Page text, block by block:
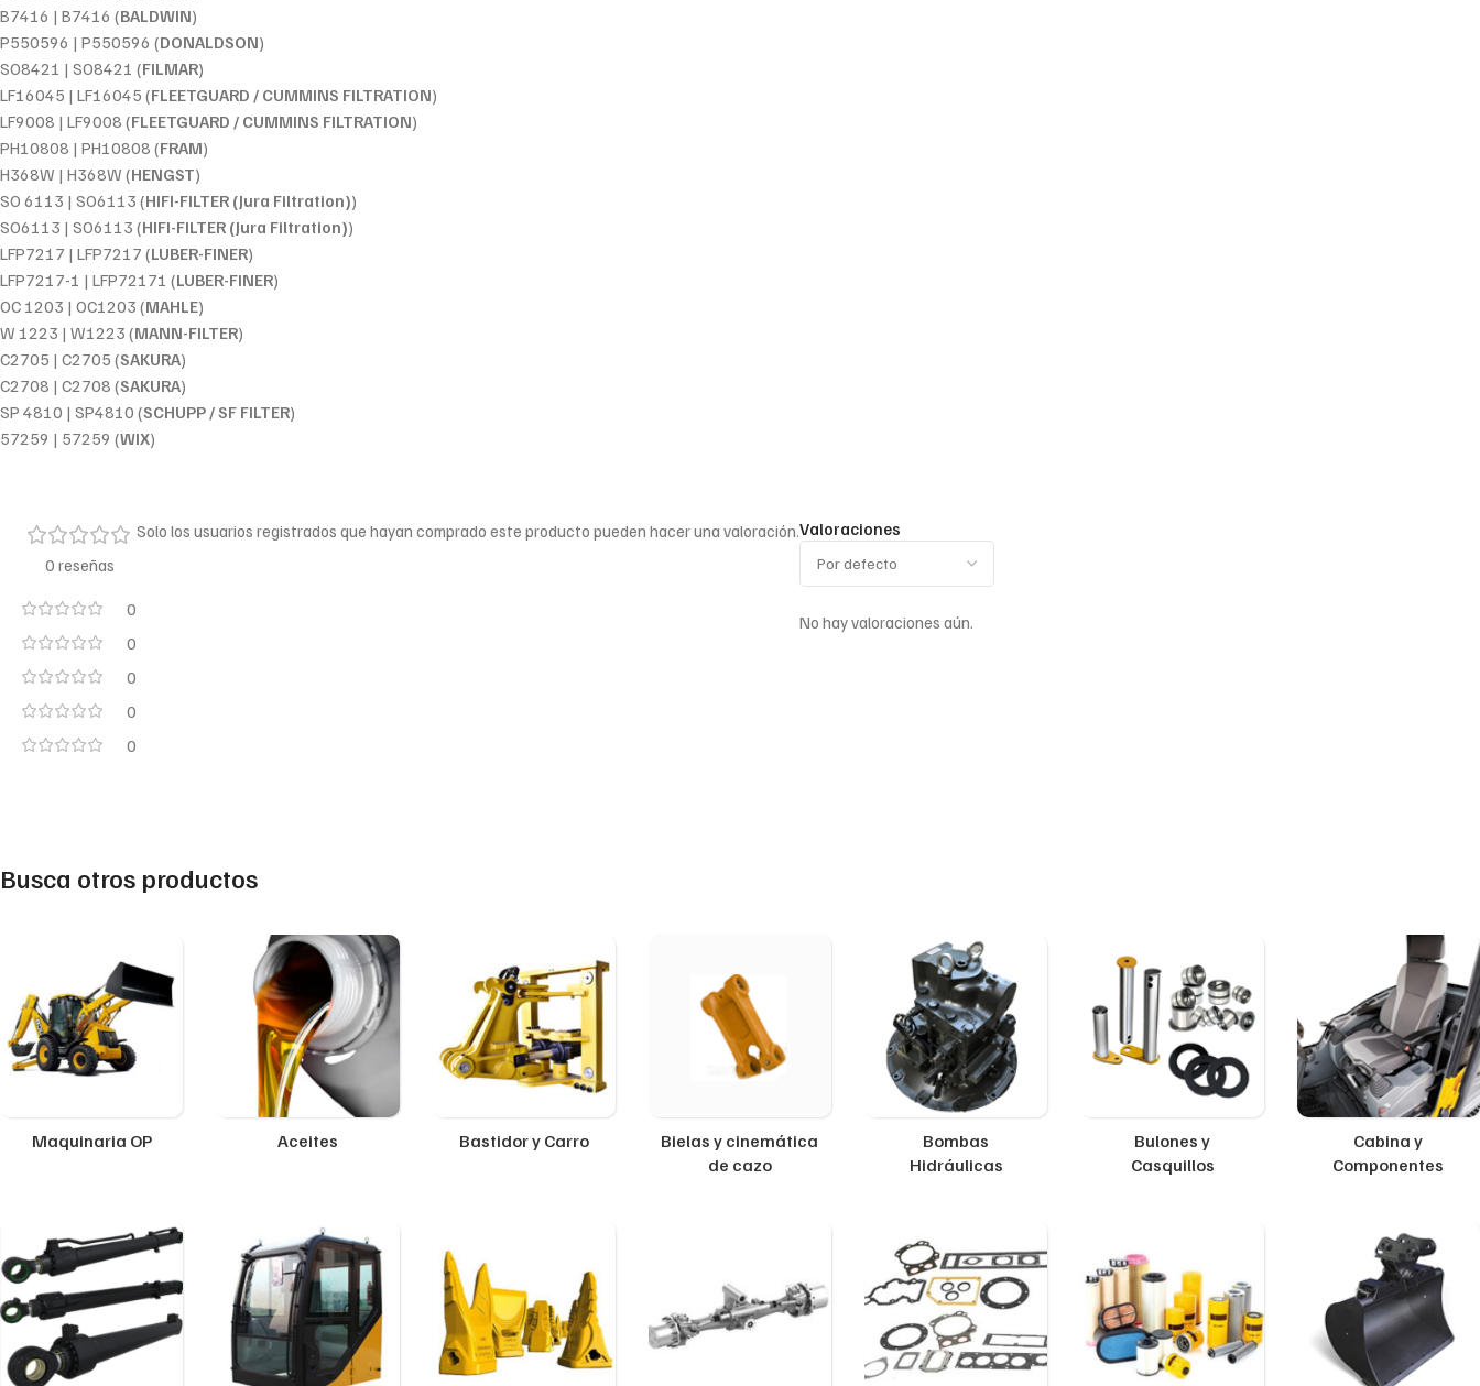
B7416 | B7416 (BALDWIN)
P550596 | P550596 (DONALDSON)
SO8421 | SO8421 (FILMAR)
LF16045 | LF16045 (FLEETGUARD / CUMMINS FILTRATION)
LF9008 | LF9008 (FLEETGUARD / CUMMINS FILTRATION)
PH10808 | PH10808 (FRAM)
H368W | H368W (HENGST)
SO 6113 | SO6113 (HIFI-FILTER (Jura Filtration))
SO6113 | SO6113 (HIFI-FILTER (Jura Filtration))
LFP7217 | LFP7217 (LUBER-FINER)
LFP7217-1 | LFP72171 (LUBER-FINER)
OC 1203 | OC1203 (MAHLE)
W 1223 | W1223 (MANN-FILTER)
C2705 | C2705 (SAKURA)
C2708 | C2708 (SAKURA)
SP 4810 | SP4810 (SCHUPP / SF FILTER)
57259 | 57259 (WIX)
0 reseñas
0
0
0
0
0
Valoraciones
No hay valoraciones aún.
Solo los usuarios registrados que hayan comprado este producto pueden hacer una valoración.
Busca otros productos
Maquinaria OP Aceites Bastidor y Carro
Bielas y cinemática
de cazo
Bombas
Hidráulicas
Bulones y
Casquillos
Cabina y
Componentes